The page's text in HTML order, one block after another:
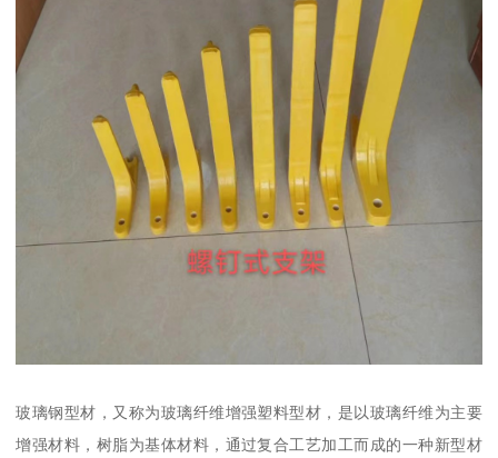
玻璃钢型材，又称为玻璃纤维增强塑料型材，是以玻璃纤维为主要
增强材料，树脂为基体材料，通过复合工艺加工而成的一种新型材